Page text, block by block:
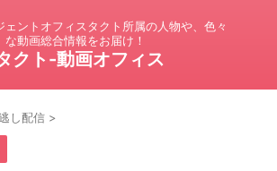
ェントオフィスタクト所属の人物や、色々
な動画総合情報をお届け！
クト-動画オフィス
し配信 >